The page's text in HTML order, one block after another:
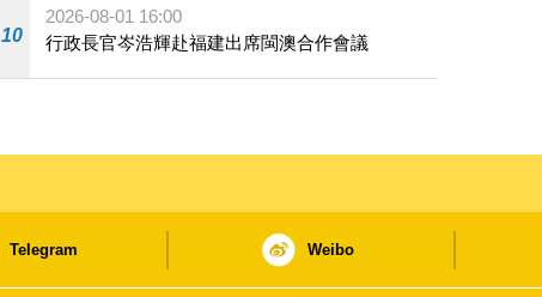
10
2026-08-01 16:00
行政長官岑浩輝赴福建出席閩澳合作會議
Telegram Weibo